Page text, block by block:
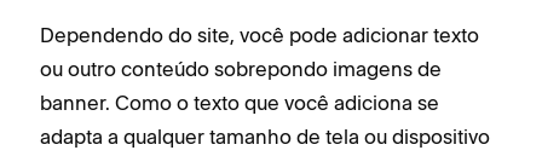
Dependendo do site, você pode adicionar texto
ou outro conteúdo sobrepondo imagens de
banner. Como o texto que você adiciona se
adapta a qualquer tamanho de tela ou dispositivo